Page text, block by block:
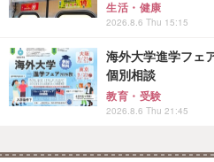
生活・健康
2026.8.6 Thu 15:15
海外大学進学フェ
個別相談
教育・受験
2026.8.6 Thu 21:45